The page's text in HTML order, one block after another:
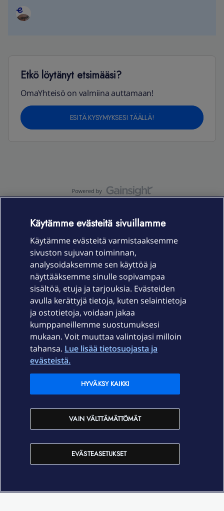
Etkö löytänyt etsimääsi?
OmaYhteisö on valmiina auttamaan!
ESITÄ KYSYMYKSESI TÄÄLLÄ!
Laitteet & liittymät
Palvelut
Ajankohtaista
Elisa Oyj
In English
Käytämme evästeitä sivuillamme
Käytämme evästeitä varmistaaksemme
sivuston sujuvan toiminnan,
analysoidaksemme sen käyttöä ja
näyttääksemme sinulle sopivampaa
sisältöä, etuja ja tarjouksia. Evästeiden
avulla kerättyjä tietoja, kuten selaintietoja
ja ostotietoja, voidaan jakaa
kumppaneillemme suostumuksesi
mukaan. Voit muuttaa valintojasi milloin
tahansa. Lue lisää tietosuojasta ja
evästeistä.
EVÄSTEASETUKSET
VAIN VÄLTTÄMÄTTÖMÄT
HYVÄKSY KAIKKI